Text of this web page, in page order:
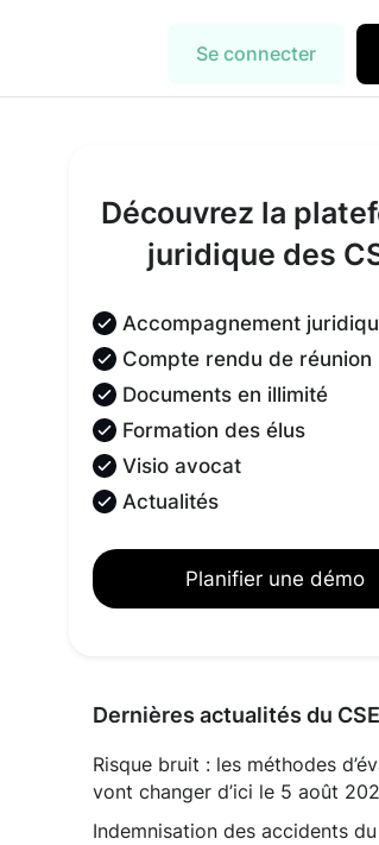
Se connecter
Découvrez la
juridique des
Accompagnement
Compte rendu de réunion
Documents en illimité
Formation des élus
Visio avocat
Actualités
Planifier une démo
Dernières actualités du CSE
Risque bruit : les méthodes
vont changer d’ici le 5 août
Indemnisation des accidents